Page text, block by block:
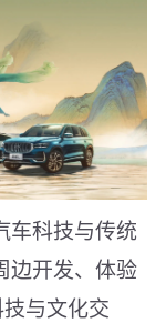
车科技与传统
边开发、体验
与文化交